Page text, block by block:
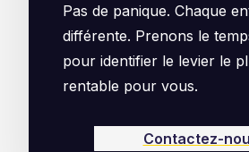
Pas de panique. Chaque
différente. Prenons le
pour identifier le levier le
rentable pour vous.
Contactez-